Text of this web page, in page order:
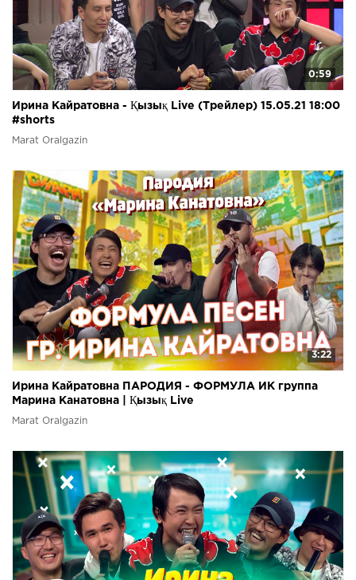
0:59
Ирина Кайратовна - Қызық Live (Трейлер) 15.05.21 18:00
#shorts
Marat Oralgazin
3:22
Ирина Кайратовна ПАРОДИЯ - ФОРМУЛА ИК группа
Марина Канатовна | Қызық Live
Marat Oralgazin